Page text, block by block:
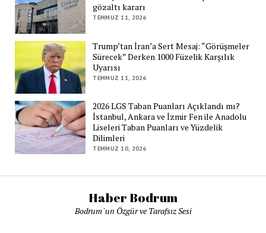
gözaltı kararı
TEMMUZ 11, 2026
Trump’tan İran’a Sert Mesaj: “Görüşmeler
Sürecek” Derken 1000 Füzelik Karşılık
Uyarısı
TEMMUZ 11, 2026
2026 LGS Taban Puanları Açıklandı mı?
İstanbul, Ankara ve İzmir Fen ile Anadolu
Liseleri Taban Puanları ve Yüzdelik
Dilimleri
TEMMUZ 10, 2026
Haber Bodrum
Bodrum 'un Özgür ve Tarafsız Sesi